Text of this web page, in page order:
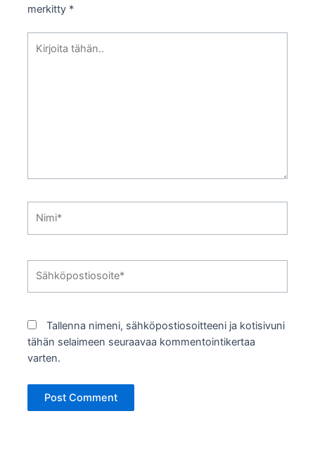
merkitty *
tähän..
Tallenna nimeni, sähköpostiosoitteeni ja kotisivuni
tähän selaimeen seuraavaa kommentointikertaa
varten.